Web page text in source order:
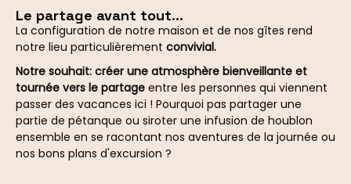
Le partage avant tout...
La configuration de notre maison et de nos gîtes rend
notre lieu particulièrement convivial.
Notre souhait: créer une atmosphère bienveillante et
tournée vers le partage entre les personnes qui viennent
passer des vacances ici ! Pourquoi pas partager une
partie de pétanque ou siroter une infusion de houblon
ensemble en se racontant nos aventures de la journée ou
nos bons plans d'excursion ?